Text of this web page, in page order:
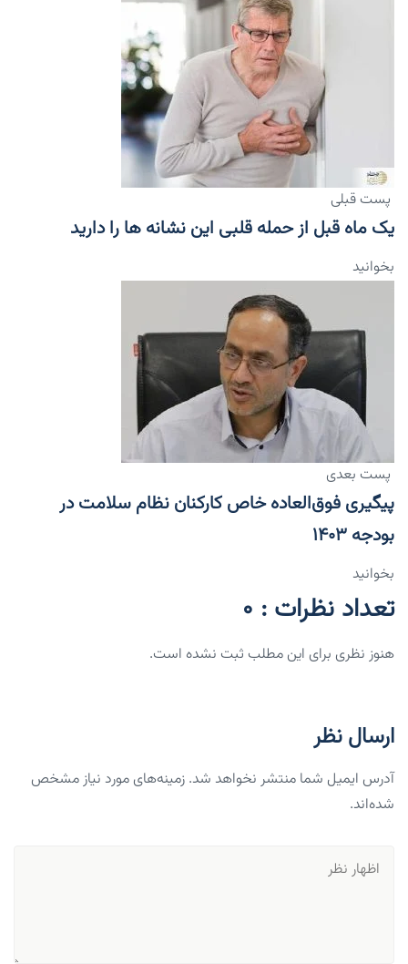
پست قبلی
یک ماه قبل از حمله قلبی این نشانه ها را دارید
بخوانید
پست بعدی
پیگیری فوق‌العاده خاص کارکنان نظام سلامت در
بودجه ۱۴۰۳
بخوانید
تعداد نظرات : 0
هنوز نظری برای این مطلب ثبت نشده است.
ارسال نظر
آدرس ایمیل شما منتشر نخواهد شد. زمینه‌های مورد نیاز مشخص
شده‌اند.